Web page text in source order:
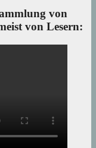
von
von Lesern: